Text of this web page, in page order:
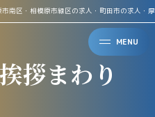
MENU
南区・相模原市緑区の求人・町田市の求人・
拶まわり